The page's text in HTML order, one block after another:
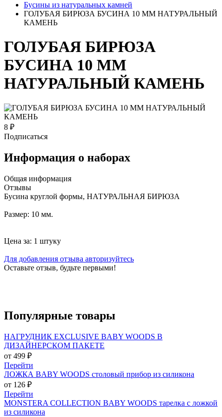
Бусины из натуральных камней
ГОЛУБАЯ БИРЮЗА БУСИНА 10 ММ НАТУРАЛЬНЫЙ
КАМЕНЬ
ГОЛУБАЯ БИРЮЗА
БУСИНА 10 ММ
НАТУРАЛЬНЫЙ КАМЕНЬ
8 ₽
Подписаться
Информация о наборах
Общая информация
Отзывы
Бусина круглой формы, НАТУРАЛЬНАЯ БИРЮЗА
Размер: 10 мм.
Цена за: 1 штуку
Для добавления отзыва авторизуйтесь
Оставьте отзыв, будьте первыми!
Популярные товары
НАГРУДНИК EXCLUSIVE BABY WOODS В
ДИЗАЙНЕРСКОМ ПАКЕТЕ
от 499 ₽
Перейти
ЛОЖКА BABY WOODS столовый прибор из силикона
от 126 ₽
Перейти
MONSTERA COLLECTION BABY WOODS тарелка с ложкой
из силикона